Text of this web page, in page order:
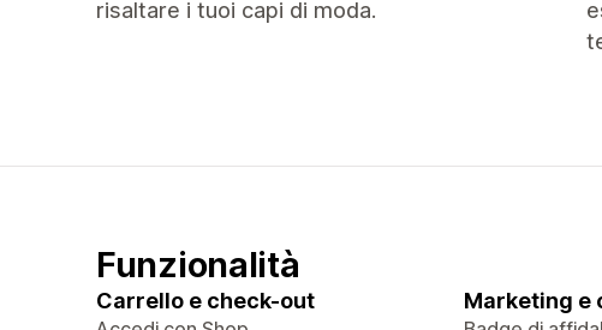
risaltare i tuoi capi di moda.
Funzionalità
Carrello e check-out Marketing e